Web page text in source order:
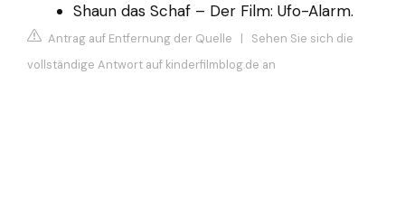
Shaun das Schaf – Der Film: Ufo-Alarm.
Antrag auf Entfernung der Quelle | Sehen Sie sich die
vollständige Antwort auf kinderfilmblog.de an